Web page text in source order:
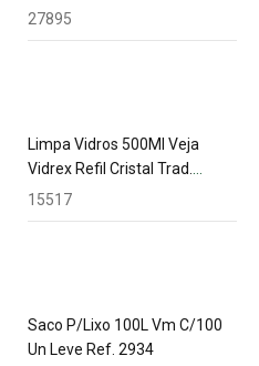
27895
Limpa Vidros 500Ml Veja
Vidrex Refil Cristal Trad.
22510
15517
Saco P/Lixo 100L Vm C/100
Un Leve Ref. 2934